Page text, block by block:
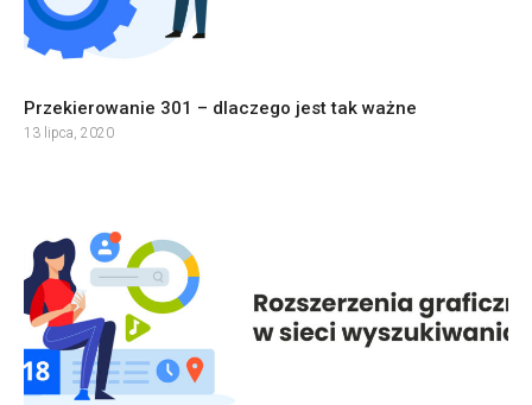
Przekierowanie 301 – dlaczego jest tak ważne
13 lipca, 2020